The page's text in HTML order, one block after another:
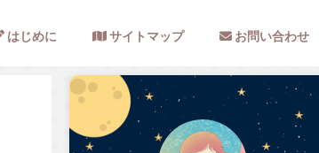
はじめに サイトマップ お問い合わせ